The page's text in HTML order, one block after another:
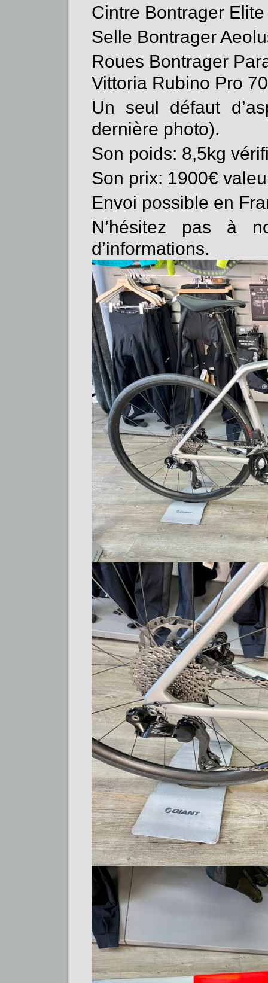
Cintre Bontrager
Selle Bontrager
Roues Bontrager
Vittoria Rubino Pro
Un seul défaut
dernière photo).
Son poids: 8,5kg
Son prix: 1900€
Envoi possible en
N’hésitez pas à
d’informations.